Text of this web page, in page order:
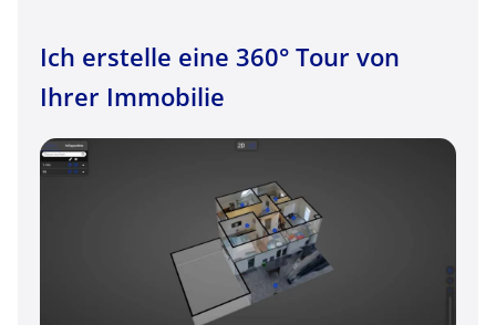
Ich erstelle eine 360° Tour von
Ihrer Immobilie